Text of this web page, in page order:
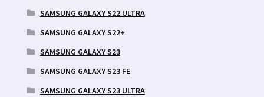
SAMSUNG GALAXY S22 ULTRA
SAMSUNG GALAXY S22+
SAMSUNG GALAXY S23
SAMSUNG GALAXY S23 FE
SAMSUNG GALAXY S23 ULTRA